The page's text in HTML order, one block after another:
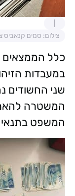
צילום: סמים קנאביס
כלל הממצאים
במעבדות
שני החשודים
המשטרה
המשפט